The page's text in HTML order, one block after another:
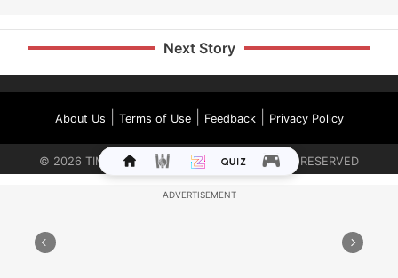
Next Story
About Us Terms of Use| Feedback| Privacy Policy
© 2026 TIMES INTERNET LIMITED. ALL RIGHTS RESERVED